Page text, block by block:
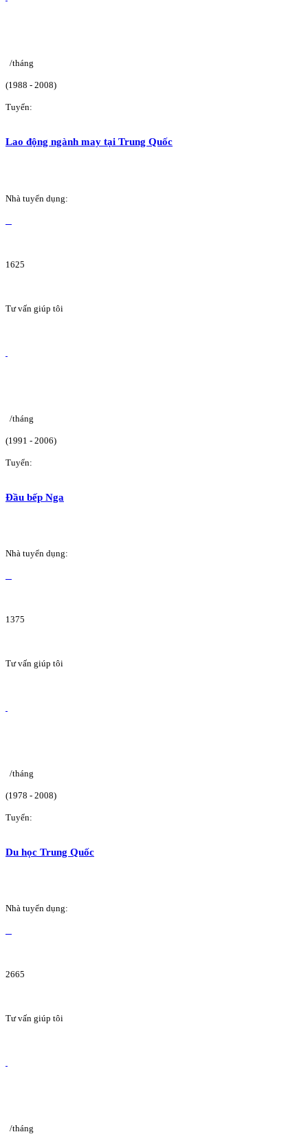
/tháng
(1988 - 2008)
Tuyển:
Lao động ngành may tại Trung Quốc
Nhà tuyển dụng:
1625
Tư vấn giúp tôi
/tháng
(1991 - 2006)
Tuyển:
Đầu bếp Nga
Nhà tuyển dụng:
1375
Tư vấn giúp tôi
/tháng
(1978 - 2008)
Tuyển:
Du học Trung Quốc
Nhà tuyển dụng:
2665
Tư vấn giúp tôi
/tháng